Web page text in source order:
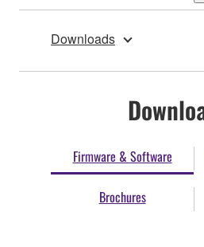
Downloads
Firmware & Software
Brochures